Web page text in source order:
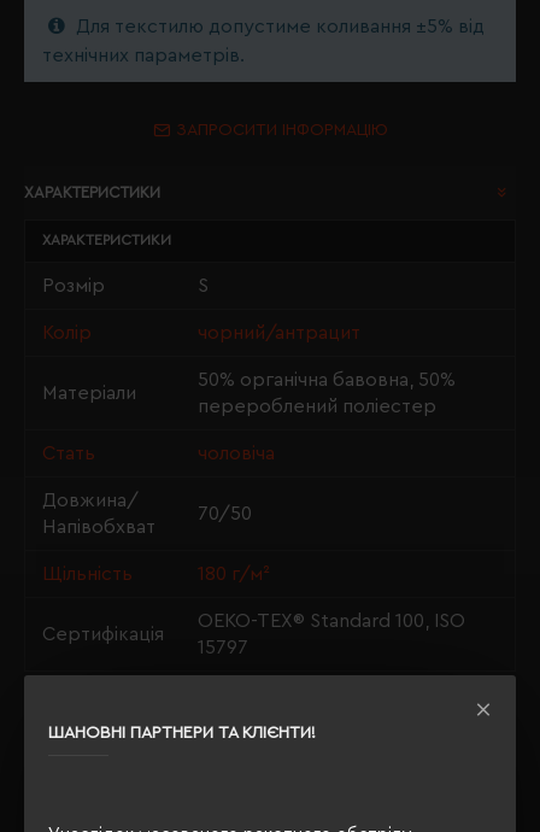
ШАНОВНІ ПАРТНЕРИ ТА КЛІЄНТИ!
Для текстилю допустиме коливання ±5% від
технічних параметрів.
ЗАПРОСИТИ ІНФОРМАЦІЮ
ХАРАКТЕРИСТИКИ
ХАРАКТЕРИСТИКИ
Розмір S
Колір чорний/антрацит
Матеріали
50% органічна бавовна, 50%
перероблений поліестер
Стать чоловіча
Довжина/
Напівобхват
70/50
Щільність 180 г/м²
Сертифікація
OEKO-TEX® Standard 100, ISO
15797